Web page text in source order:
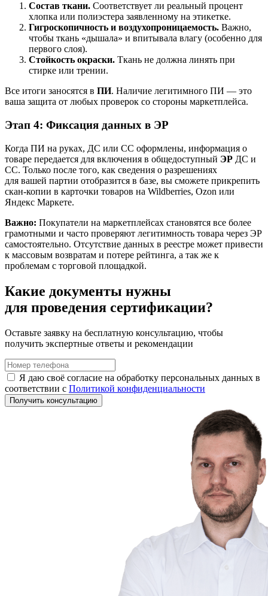
Состав ткани. Соответствует ли реальный процент
хлопка или полиэстера заявленному на этикетке.
Гигроскопичность и воздухопроницаемость. Важно,
чтобы ткань «дышала» и впитывала влагу (особенно для
первого слоя).
Стойкость окраски. Ткань не должна линять при
стирке или трении.
Все итоги заносятся в ПИ. Наличие легитимного ПИ — это
ваша защита от любых проверок со стороны маркетплейса.
Этап 4: Фиксация данных в ЭР
Когда ПИ на руках, ДС или СС оформлены, информация о
товаре передается для включения в общедоступный ЭР ДС и
СС. Только после того, как сведения о разрешениях
для вашей партии отобразится в базе, вы сможете прикрепить
скан-копии в карточки товаров на Wildberries, Ozon или
Яндекс Маркете.
Важно: Покупатели на маркетплейсах становятся все более
грамотными и часто проверяют легитимность товара через ЭР
самостоятельно. Отсутствие данных в реестре может привести
к массовым возвратам и потере рейтинга, а так же к
проблемам с торговой площадкой.
Какие документы нужны
для проведения сертификации?
Оставьте заявку на бесплатную консультацию, чтобы
получить экспертные ответы и рекомендации
Я даю своё согласие на обработку персональных данных в
соответствии с Политикой конфиденциальности
Получить консультацию